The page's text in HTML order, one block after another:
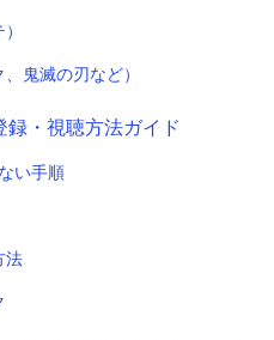
鬼滅の刃など）
録・視聴方法ガイド
い手順
法